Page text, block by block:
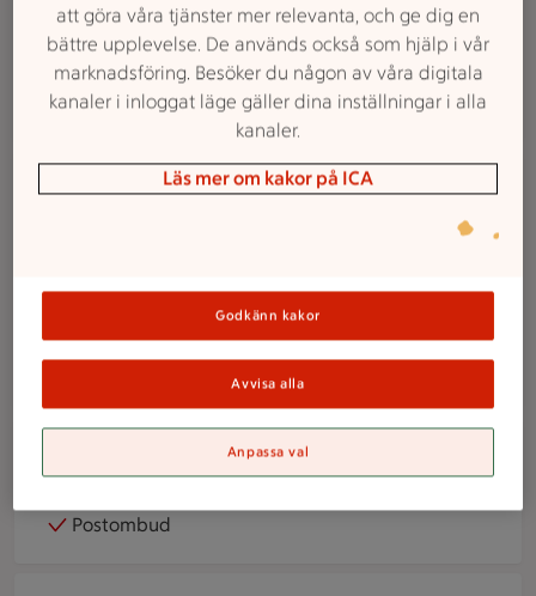
På ICA Supermarket Alen värnar vi om våra seniorer
och erbjuder rabatt på utvalda dagar. Ett uppskattat
erbjudande för dig som vill handla och få mer för
pengarna.
Person skannar en vara i butik med sin mobiltelefon.
betalstationen. Smidigt, tidsbesparande och
En person överlämnar ett paket till paketinlämningen i en
Post & paket
Postombud
att göra våra tjänster mer relevanta, och ge dig en
bättre upplevelse. De används också som hjälp i vår
marknadsföring. Besöker du någon av våra digitala
kanaler i inloggat läge gäller dina inställningar i alla
kanaler.
Läs mer om kakor på ICA
Godkänn kakor
Avvisa alla
Anpassa val